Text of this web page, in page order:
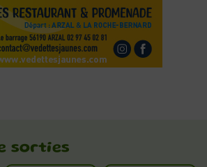
sorties